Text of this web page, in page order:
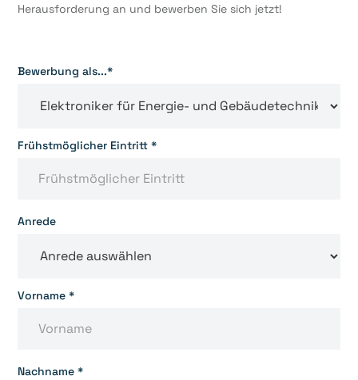
Herausforderung an und bewerben Sie sich jetzt!
Bewerbung als...*
Frühstmöglicher Eintritt *
Anrede
Vorname *
Nachname *